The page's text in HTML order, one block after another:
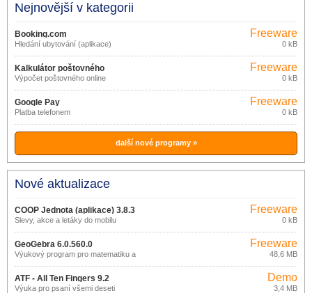
Nejnovější v kategorii
Booking.com
Hledání ubytování (aplikace)
Freeware
0 kB
Kalkulátor poštovného
Výpočet poštovného online
Freeware
0 kB
Google Pay
Platba telefonem
Freeware
0 kB
další nové programy »
Nové aktualizace
COOP Jednota (aplikace) 3.8.3
Slevy, akce a letáky do mobilu
Freeware
0 kB
GeoGebra 6.0.560.0
Výukový program pro matematiku a
Freeware
48,6 MB
ATF - All Ten Fingers 9.2
Výuka pro psaní všemi deseti
Demo
3,4 MB